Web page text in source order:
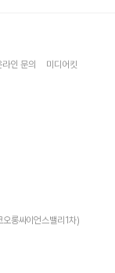
라인 문의 미디어킷
롱싸이언스밸리1차)